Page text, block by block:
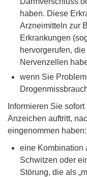
haben. Diese
Arzneimitteln zur
Erkrankungen
hervorgerufen,
Nervenzellen
wenn Sie
Informieren Sie
Anzeichen auftritt,
eingenommen haben:
eine Kombination
Schwitzen oder
Störung, die als